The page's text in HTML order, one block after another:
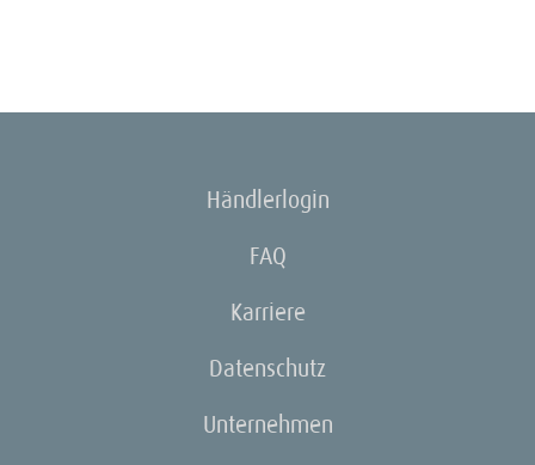
Händlerlogin
FAQ
Karriere
Datenschutz
Unternehmen